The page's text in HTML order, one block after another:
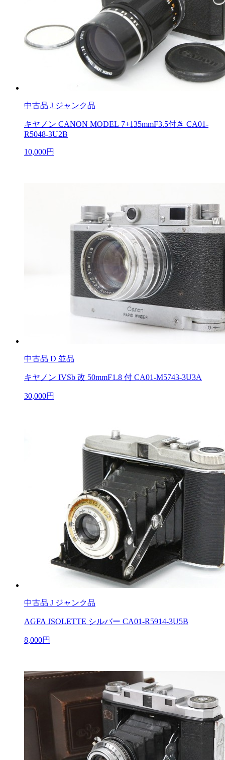
中古品 J ジャンク品
キヤノン CANON MODEL 7+135mmF3.5付き CA01-
R5048-3U2B
10,000円
中古品 D 並品
キヤノン IVSb 改 50mmF1.8 付 CA01-M5743-3U3A
30,000円
中古品 J ジャンク品
AGFA JSOLETTE シルバー CA01-R5914-3U5B
8,000円